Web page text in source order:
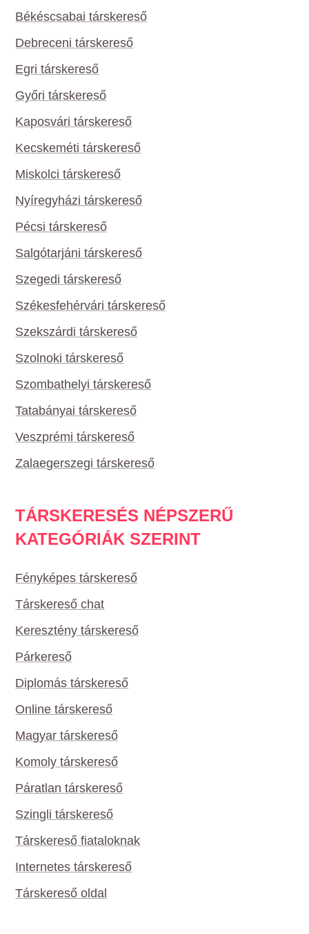
Békéscsabai társkereső
Debreceni társkereső
Egri társkereső
Győri társkereső
Kaposvári társkereső
Kecskeméti társkereső
Miskolci társkereső
Nyíregyházi társkereső
Pécsi társkereső
Salgótarjáni társkereső
Szegedi társkereső
Székesfehérvári társkereső
Szekszárdi társkereső
Szolnoki társkereső
Szombathelyi társkereső
Tatabányai társkereső
Veszprémi társkereső
Zalaegerszegi társkereső
TÁRSKERESÉS NÉPSZERŰ
KATEGÓRIÁK SZERINT
Fényképes társkereső
Társkereső chat
Keresztény társkereső
Párkereső
Diplomás társkereső
Online társkereső
Magyar társkereső
Komoly társkereső
Páratlan társkereső
Szingli társkereső
Társkereső fiataloknak
Internetes társkereső
Társkereső oldal